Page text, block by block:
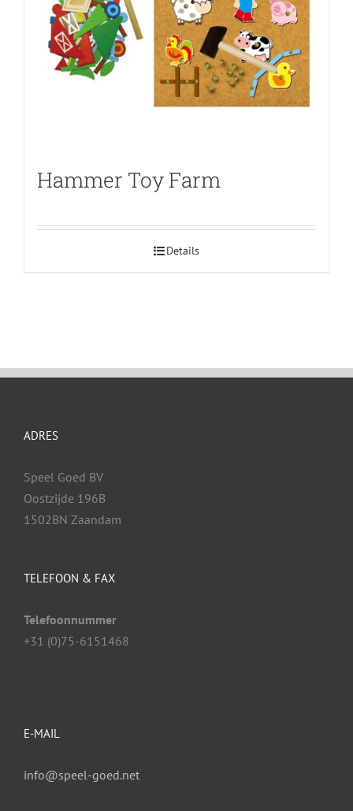
Hammer Toy Farm
Details
ADRES
Speel Goed BV
Oostzijde 196B
1502BN Zaandam
TELEFOON & FAX
Telefoonnummer
+31 (0)75-6151468
E-MAIL
info@speel-goed.net